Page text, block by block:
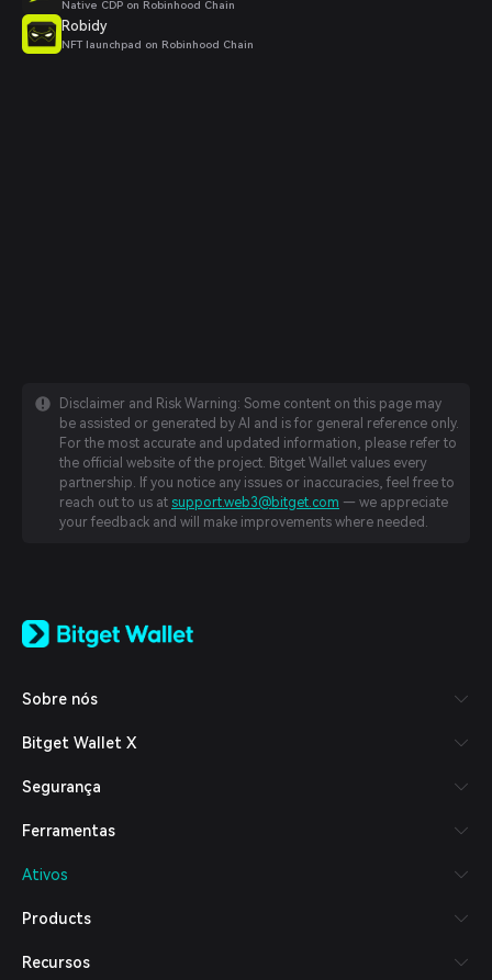
Native CDP on Robinhood Chain
Robidy
NFT launchpad on Robinhood Chain
Disclaimer and Risk Warning: Some content on this page may
be assisted or generated by AI and is for general reference only.
For the most accurate and updated information, please refer to
the official website of the project. Bitget Wallet values every
partnership. If you notice any issues or inaccuracies, feel free to
reach out to us at support.web3@bitget.com — we appreciate
your feedback and will make improvements where needed.
日本語
Español (Latinoamérica)
Italiano
Deutsch
繁體中文
Bahasa Indonesia
हिन्दी
Sobre nós
Bitget Wallet X
Segurança
Ferramentas
Ativos
Products
Recursos